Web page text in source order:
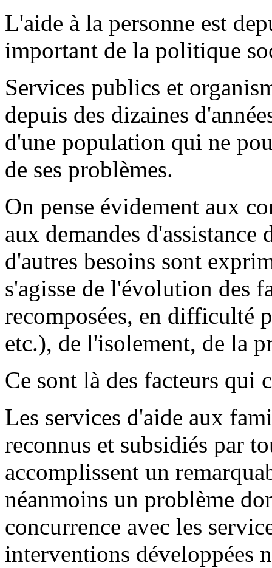
L'aide à la personne est
important de la politique
Services publics et
depuis des dizaines
d'une population qui ne
de ses problèmes.
On pense évidement aux
aux demandes d'assistance
d'autres besoins sont
s'agisse de l'évolution des
recomposées, en difficulté
etc.), de l'isolement, de la
Ce sont là des facteurs qui
Les services d'aide aux
reconnus et subsidiés par
accomplissent un
néanmoins un problème
concurrence avec les
interventions développées